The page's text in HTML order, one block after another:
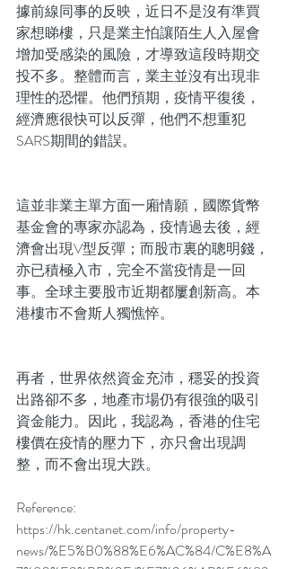
據前線同事的反映，近日不是沒有準買
家想睇樓，只是業主怕讓陌生人入屋會
增加受感染的風險，才導致這段時期交
投不多。整體而言，業主並沒有出現非
理性的恐懼。他們預期，疫情平復後，
經濟應很快可以反彈，他們不想重犯
SARS期間的錯誤。
這並非業主單方面一廂情願，國際貨幣
基金會的專家亦認為，疫情過去後，經
濟會出現V型反彈；而股市裏的聰明錢，
亦已積極入市，完全不當疫情是一回
事。全球主要股市近期都屢創新高。本
港樓市不會斯人獨憔悴。
再者，世界依然資金充沛，穩妥的投資
出路卻不多，地產市場仍有很強的吸引
資金能力。因此，我認為，香港的住宅
樓價在疫情的壓力下，亦只會出現調
整，而不會出現大跌。
Reference:
https://hk.centanet.com/info/property-
news/%E5%B0%88%E6%AC%84/C%E8%A